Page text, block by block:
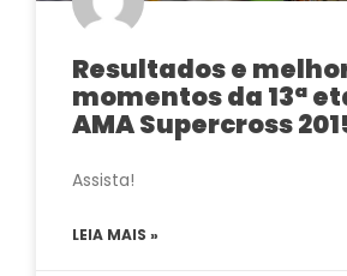
Resultados e
momentos da 13ª
AMA Supercross
Assista!
LEIA MAIS »